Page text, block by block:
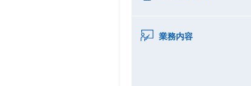
業務内容